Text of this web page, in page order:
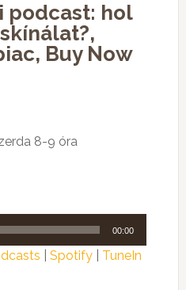
podcast: hol
Buy Now
8-9 óra
00:00
Spotify| TuneIn